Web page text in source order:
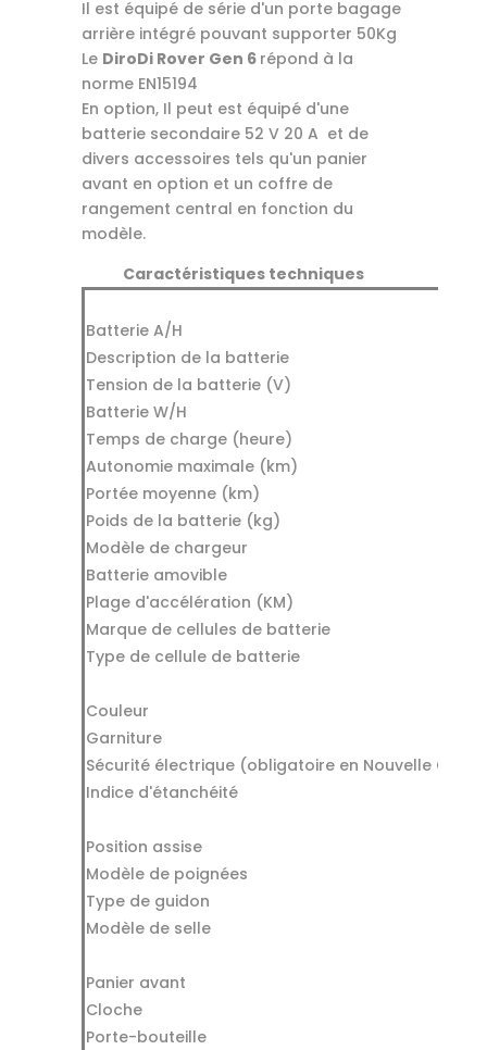
Il est équipé de série d'un porte bagage
arrière intégré pouvant supporter 50Kg
Le DiroDi Rover Gen 6 répond à la
norme EN15194
En option, Il peut est équipé d'une
batterie secondaire 52 V 20 A et de
divers accessoires tels qu'un panier
avant en option et un coffre de
rangement central en fonction du
modèle.
Caractéristiques techniques
Batterie A/H
Description de la batterie
Tension de la batterie (V)
Batterie W/H
Temps de charge (heure)
Autonomie maximale (km)
Portée moyenne (km)
Poids de la batterie (kg)
Modèle de chargeur
Batterie amovible
Plage d'accélération (KM)
Marque de cellules de batterie
Type de cellule de batterie
Couleur
Garniture
Sécurité électrique (obligatoire en Nouvelle
Indice d'étanchéité
Position assise
Modèle de poignées
Type de guidon
Modèle de selle
Panier avant
Cloche
Porte-bouteille